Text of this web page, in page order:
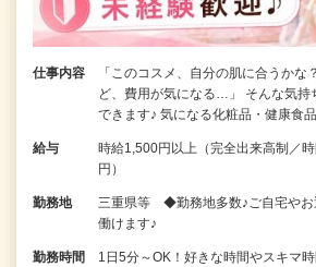
仕事内容
「このコスメ、自分の肌に合うかな
ど、費用が気になる…」 そんな気持
できます♪ 気になる化粧品・健康食
給与
時給1,500円以上（完全出来高制／
円）
勤務地
三重県等 ◆勤務地多数♪ご自宅やお
働けます♪
勤務時間
1日5分～OK！好きな時間やスキマ